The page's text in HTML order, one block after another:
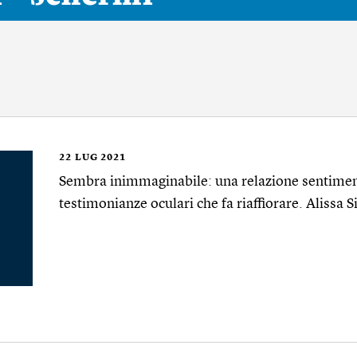
22 LUG 2021
Sembra inimmaginabile: una relazione
testimonianze oculari che fa riaffiorare. Alissa